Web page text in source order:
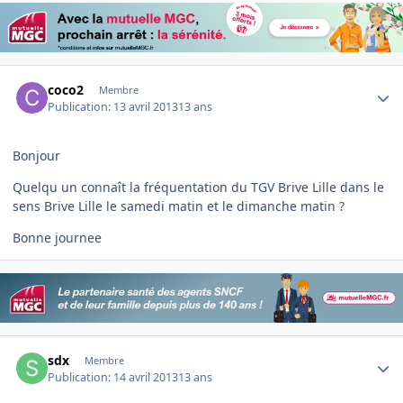
coco2 Membre
Publication: 13 avril 201313 ans
Bonjour
Quelqu un connaît la fréquentation du TGV Brive Lille dans le
sens Brive Lille le samedi matin et le dimanche matin ?
Bonne journee
sdx Membre
Publication: 14 avril 201313 ans